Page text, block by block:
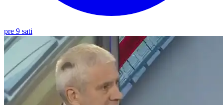
pre 9 sati